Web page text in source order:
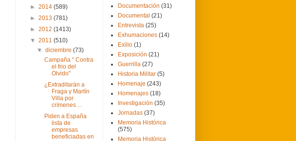
► 2014 (589)
► 2013 (781)
► 2012 (1413)
▼ 2011 (510)
▼diciembre(73)
Campaña " Contra
el frio del
Olvido"
¿Extraditarán a
Fraga y Martín
Villa por
crímenes ...
Piden a España
lista de
empresas
beneficiadas en
Documentación (31)
Documental (21)
Entrevista (25)
Exhumaciones (14)
Exilio (1)
Exposición (21)
Guerrilla (27)
Historia Militar (5)
Homenaje (243)
Homenajes (18)
Investigación (35)
Jornadas (37)
Memoria Histórica
(575)
Memoria Histórica